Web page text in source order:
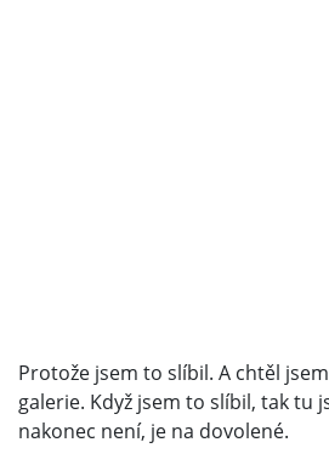
Protože jsem to slíbil. A chtěl
galerie. Když jsem to slíbil, tak tu
nakonec není, je na dovolené.